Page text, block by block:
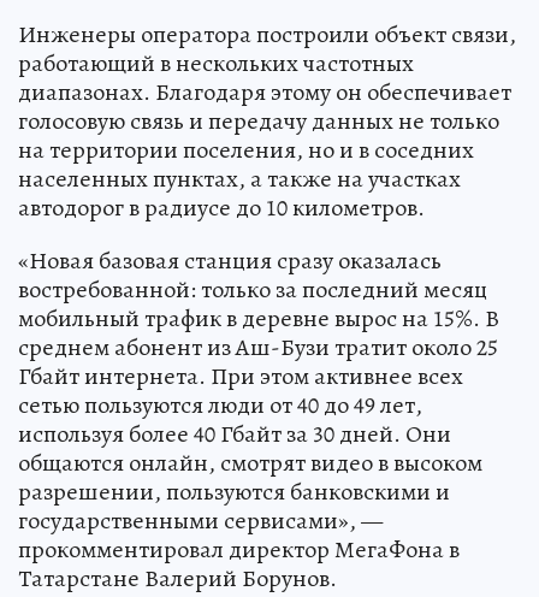
Инженеры оператора построили объект связи,
работающий в нескольких частотных
диапазонах. Благодаря этому он обеспечивает
голосовую связь и передачу данных не только
на территории поселения, но и в соседних
населенных пунктах, а также на участках
автодорог в радиусе до 10 километров.
«Новая базовая станция сразу оказалась
востребованной: только за последний месяц
мобильный трафик в деревне вырос на 15%. В
среднем абонент из Аш-Бузи тратит около 25
Гбайт интернета. При этом активнее всех
сетью пользуются люди от 40 до 49 лет,
используя более 40 Гбайт за 30 дней. Они
общаются онлайн, смотрят видео в высоком
разрешении, пользуются банковскими и
государственными сервисами», —
прокомментировал директор МегаФона в
Татарстане Валерий Борунов.